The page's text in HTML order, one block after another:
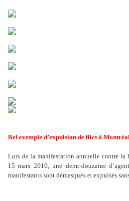
Bel exemple d’expulsion de flics à
Lors de la manifestation annuelle contre
15 mars 2010, une demi-douzaine
manifestants sont démasqués et expulsés